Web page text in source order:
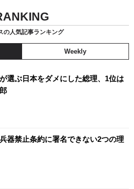
の人気記事ランキング
Weekly
選ぶ日本をダメにした総理、1位は
器禁止条約に署名できない2つの理